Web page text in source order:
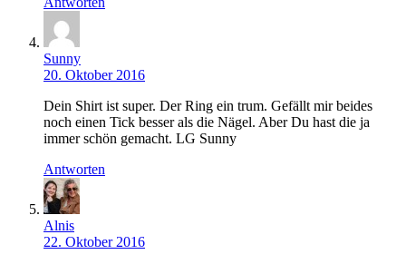
Sunny
20. Oktober 2016
Dein Shirt ist super. Der Ring ein trum. Gefällt mir beides
noch einen Tick besser als die Nägel. Aber Du hast die ja
immer schön gemacht. LG Sunny
Antworten
Alnis
22. Oktober 2016